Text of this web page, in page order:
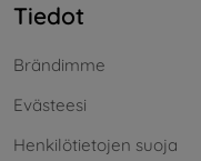
Tiedot
Brändimme
Evästeesi
Henkilötietojen suoja